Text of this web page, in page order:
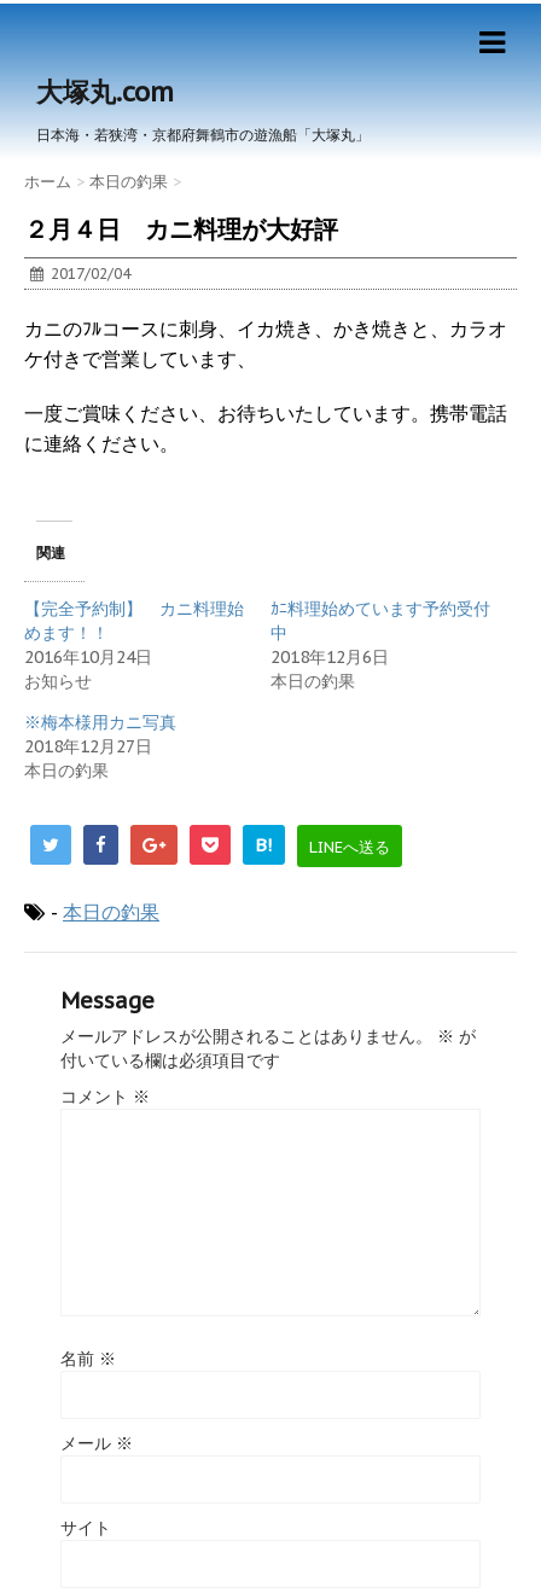
大塚丸.com
日本海・若狭湾・京都府舞鶴市の遊漁船「大塚丸」
ホーム > 本日の釣果 >
２月４日 カニ料理が大好評
2017/02/04
カニのﾌﾙコースに刺身、イカ焼き、かき焼きと、カラオ
ケ付きで営業しています、
一度ご賞味ください、お待ちいたしています。携帯電話
に連絡ください。
関連
【完全予約制】 カニ料理始
めます！！
2016年10月24日
お知らせ
ｶﾆ料理始めています予約受付
中
2018年12月6日
本日の釣果
※梅本様用カニ写真
2018年12月27日
本日の釣果
B! LINEへ送る
- 本日の釣果
Message
メールアドレスが公開されることはありません。 ※ が
付いている欄は必須項目です
コメント ※
名前 ※
メール ※
サイト